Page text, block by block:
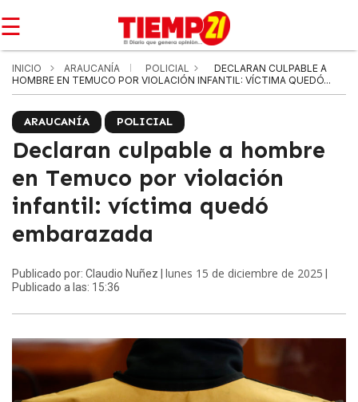
☰
INICIO ARAUCANÍA POLICIAL
DECLARAN CULPABLE A
HOMBRE EN TEMUCO POR VIOLACIÓN INFANTIL: VÍCTIMA QUEDÓ...
ARAUCANÍA POLICIAL
Declaran culpable a hombre
en Temuco por violación
infantil: víctima quedó
embarazada
Publicado por: Claudio Nuñez | lunes 15 de diciembre de 2025
Publicado a las: 15:36